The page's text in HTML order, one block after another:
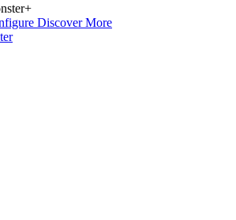
Discover More